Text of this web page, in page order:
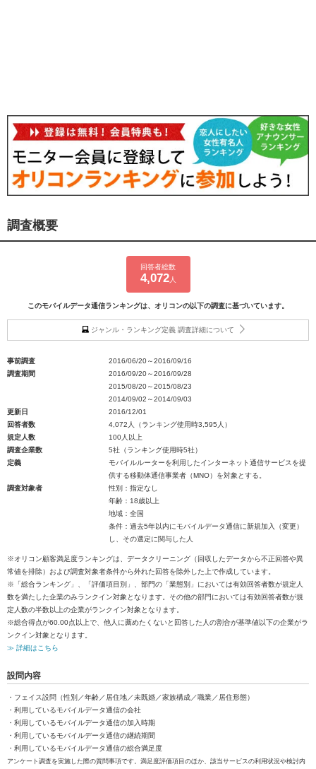
調査概要
回答者総数
4,072人
このモバイルデータ通信ランキングは、オリコンの以下の調査に基づいています。
ジャンル・ランキング定義 調査詳細について
事前調査
2016/06/20～2016/09/16
調査期間
2016/09/20～2016/09/28
2015/08/20～2015/08/23
2014/09/02～2014/09/03
更新日
2016/12/01
回答者数
4,072人（ランキング使用時3,595人）
規定人数
100人以上
調査企業数
5社（ランキング使用時5社）
定義
モバイルルーターを利用したインターネット通信サービスを提
供する移動体通信事業者（MNO）を対象とする。
調査対象者
性別：指定なし
年齢：18歳以上
地域：全国
条件：過去5年以内にモバイルデータ通信に新規加入（変更）
し、その選定に関与した人
※オリコン顧客満足度ランキングは、データクリーニング（回収したデータから不正回答や異
常値を排除）および調査対象者条件から外れた回答を除外した上で作成しています。
※「総合ランキング」、「評価項目別」、部門の「業態別」においては有効回答者数が規定人
数を満たした企業のみランクイン対象となります。その他の部門においては有効回答者数が規
定人数の半数以上の企業がランクイン対象となります。
※総合得点が60.00点以上で、他人に薦めたくないと回答した人の割合が基準値以下の企業がラ
ンクイン対象となります。
≫ 詳細はこちら
設問内容
・フェイス設問（性別／年齢／居住地／未既婚／家族構成／職業／居住形態）
・利用しているモバイルデータ通信の会社
・利用しているモバイルデータ通信の加入時期
・利用しているモバイルデータ通信の継続期間
・利用しているモバイルデータ通信の総合満足度
アンケート調査を実施した際の質問事項です。満足度評価項目のほか、該当サービスの利用状況や検討内